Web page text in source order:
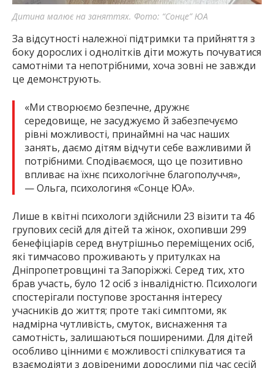
Дитина малює на заняттях. Фото: “Сонце” ЮА
За відсутності належної підтримки та прийняття з
боку дорослих і однолітків діти можуть почуватися
самотніми та непотрібними, хоча зовні не завжди
це демонструють.
«Ми створюємо безпечне, дружнє
середовище, не засуджуємо й забезпечуємо
рівні можливості, принаймні на час наших
занять, даємо дітям відчути себе важливими й
потрібними. Сподіваємося, що це позитивно
впливає на їхнє психологічне благополуччя»,
— Ольга, психологиня «Сонце ЮА».
Лише в квітні психологи здійснили 23 візити та 46
групових сесій для дітей та жінок, охопивши 299
бенефіціарів серед внутрішньо переміщених осіб,
які тимчасово проживають у притулках на
Дніпропетровщині та Запоріжжі. Серед тих, хто
брав участь, було 12 осіб з інвалідністю. Психологи
спостерігали поступове зростання інтересу
учасників до життя; проте такі симптоми, як
надмірна чутливість, смуток, виснаження та
самотність, залишаються поширеними. Для дітей
особливо цінними є можливості спілкуватися та
взаємодіяти з довіреними дорослими під час сесій